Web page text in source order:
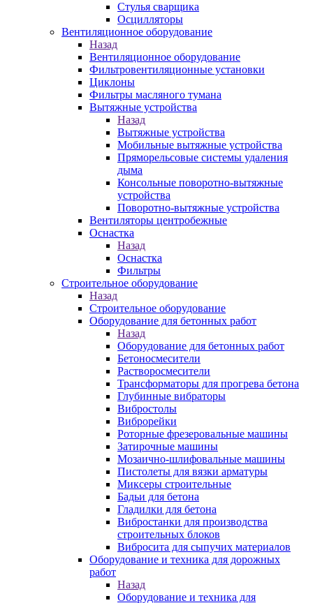
Стулья сварщика
Осцилляторы
Вентиляционное оборудование
Назад
Вентиляционное оборудование
Фильтровентиляционные установки
Циклоны
Фильтры масляного тумана
Вытяжные устройства
Назад
Вытяжные устройства
Мобильные вытяжные устройства
Пряморельсовые системы удаления
дыма
Консольные поворотно-вытяжные
устройства
Поворотно-вытяжные устройства
Вентиляторы центробежные
Оснастка
Назад
Оснастка
Фильтры
Строительное оборудование
Назад
Строительное оборудование
Оборудование для бетонных работ
Назад
Оборудование для бетонных работ
Бетоносмесители
Растворосмесители
Трансформаторы для прогрева бетона
Глубинные вибраторы
Вибростолы
Виброрейки
Роторные фрезеровальные машины
Затирочные машины
Мозаично-шлифовальные машины
Пистолеты для вязки арматуры
Миксеры строительные
Бадьи для бетона
Гладилки для бетона
Вибростанки для производства
строительных блоков
Вибросита для сыпучих материалов
Оборудование и техника для дорожных
работ
Назад
Оборудование и техника для